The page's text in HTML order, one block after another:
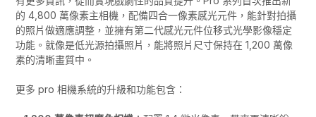
的 4,800 萬像素主相機，配備四合一像素感光元件，能針對拍攝
的照片做適應調整，並擁有第二代感光元件位移式光學影像穩定
功能。就像是低光源拍攝照片，能將照片尺寸保持在 1,200 萬像
素的清晰畫質中。
更多 pro 相機系統的升級和功能包含：